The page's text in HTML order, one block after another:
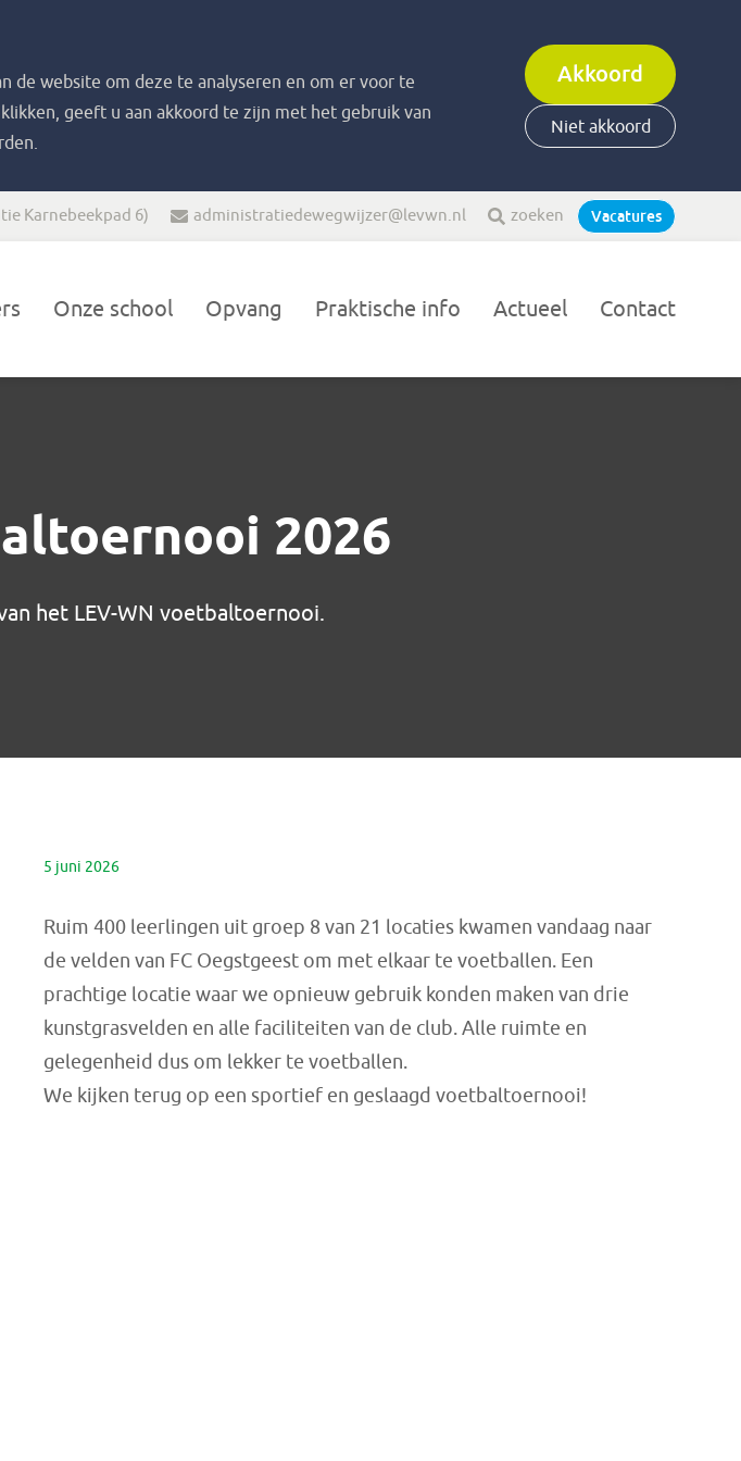
de website om deze te analyseren en om er voor te
geeft u aan akkoord te zijn met het gebruik van
Akkoord
Niet akkoord
Karnebeekpad 6) administratiedewegwijzer@levwn.nl zoeken Vacatures
Onze school Opvang Praktische info Actueel Contact
2026
het LEV-WN voetbaltoernooi.
5 juni 2026
Ruim 400 leerlingen uit groep 8 van 21 locaties kwamen vandaag naar
de velden van FC Oegstgeest om met elkaar te voetballen. Een
prachtige locatie waar we opnieuw gebruik konden maken van drie
kunstgrasvelden en alle faciliteiten van de club. Alle ruimte en
gelegenheid dus om lekker te voetballen.
We kijken terug op een sportief en geslaagd voetbaltoernooi!